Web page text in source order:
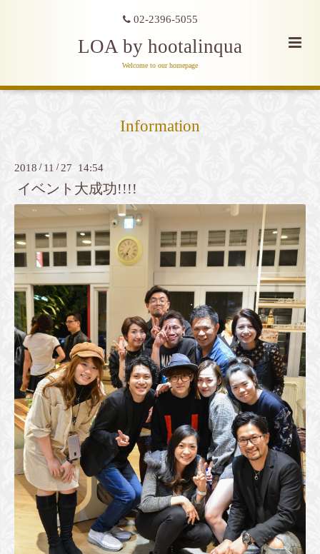
02-2396-5055
LOA by hootalinqua
Welcome to our homepage
Information
2018 / 11 / 27 14:54
イベント大成功!!!!